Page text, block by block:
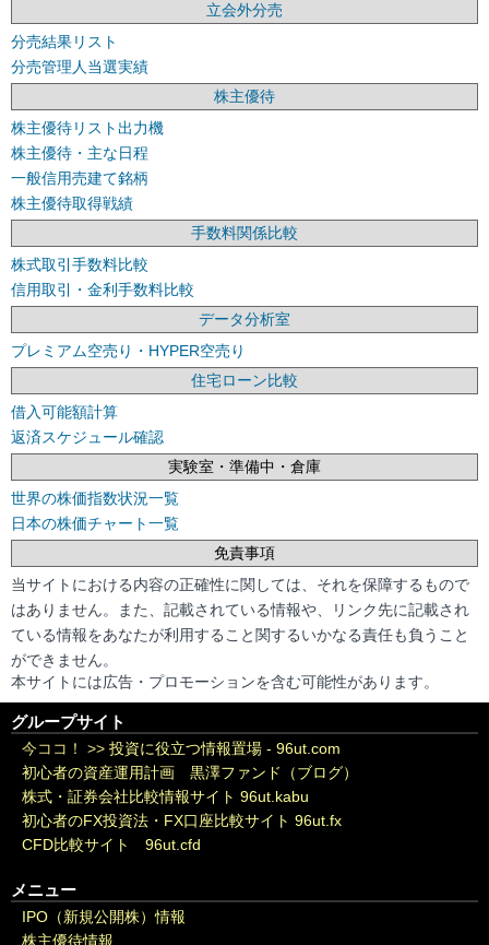
立会外分売
分売結果リスト
分売管理人当選実績
株主優待
株主優待リスト出力機
株主優待・主な日程
一般信用売建て銘柄
株主優待取得戦績
手数料関係比較
株式取引手数料比較
信用取引・金利手数料比較
データ分析室
プレミアム空売り・HYPER空売り
住宅ローン比較
借入可能額計算
返済スケジュール確認
実験室・準備中・倉庫
世界の株価指数状況一覧
日本の株価チャート一覧
免責事項
当サイトにおける内容の正確性に関しては、それを保障するもので
はありません。また、記載されている情報や、リンク先に記載され
ている情報をあなたが利用すること関するいかなる責任も負うこと
ができません。
本サイトには広告・プロモーションを含む可能性があります。
グループサイト
今ココ！ >> 投資に役立つ情報置場 - 96ut.com
初心者の資産運用計画 黒澤ファンド（ブログ）
株式・証券会社比較情報サイト 96ut.kabu
初心者のFX投資法・FX口座比較サイト 96ut.fx
CFD比較サイト 96ut.cfd
メニュー
IPO（新規公開株）情報
株主優待情報